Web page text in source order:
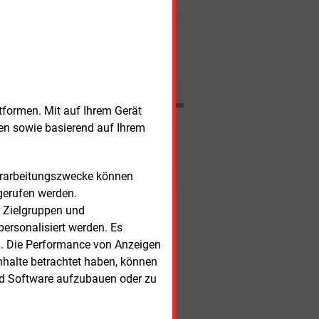
Mit auf Ihrem Gerät
sowie basierend auf Ihrem
können
werden.
und
werden. Es
Performance von Anzeigen
betrachtet haben, können
Software aufzubauen oder zu
Kunden